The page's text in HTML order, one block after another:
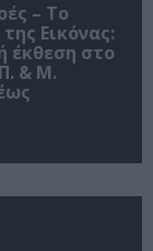
– Το
Εικόνας:
έκθεση στο
& Μ.